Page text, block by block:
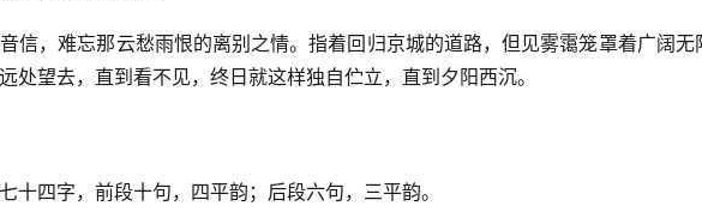
信，难忘那云愁雨恨的离别之情。指着回归京城的道路，但见雾霭笼罩着广阔无
处望去，直到看不见，终日就这样独自伫立，直到夕阳西沉。
十四字，前段十句，四平韵；后段六句，三平韵。